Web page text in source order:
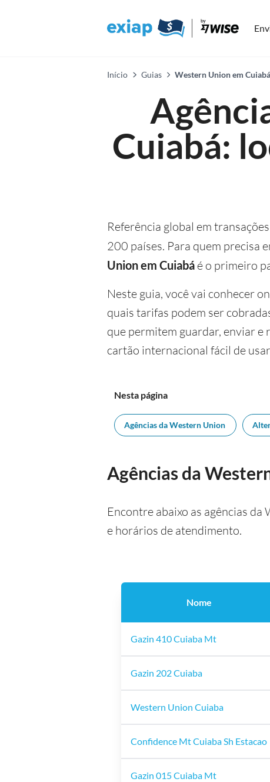
Início Guias Western Union em
Cuiabá:
Referência global em
200 países. Para quem precisa
Union em Cuiabá é o primeiro
Neste guia, você vai conhecer
quais tarifas podem ser
que permitem guardar, enviar e
cartão internacional fácil de
Nesta página
Agências da Western Union
Agências da
Encontre abaixo as agências
e horários de atendimento.
Nome
Gazin 410 Cuiaba Mt
Gazin 202 Cuiaba
Western Union Cuiaba
Confidence Mt Cuiaba Sh Estacao
Gazin 015 Cuiaba Mt